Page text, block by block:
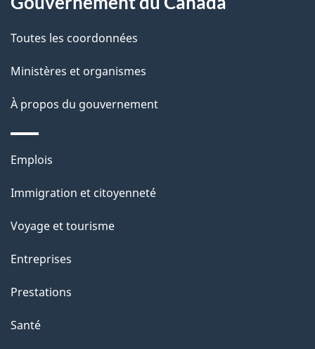
g
e
t
i
n
s
r
c
t
t
p
a
Toutes les coordonnées
Ministères et organismes
À propos du gouvernement
Thèmes
sujets
Emplois
Immigration et citoyenneté
Voyage et tourisme
Entreprises
Prestations
Santé